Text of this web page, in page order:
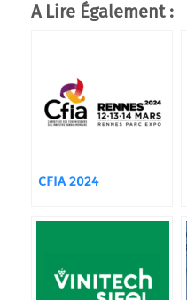
A Lire Également :
CFIA 2024